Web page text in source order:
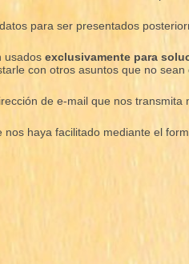
para ser presentados
usados exclusivamente para
con otros asuntos que no sean
de e-mail que nos transmita
nos haya facilitado mediante el